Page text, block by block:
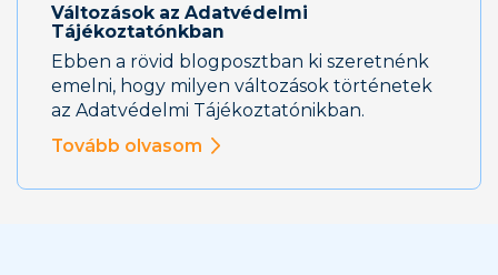
Változások az Adatvédelmi
Tájékoztatónkban
Ebben a rövid blogposztban ki szeretnénk
emelni, hogy milyen változások történetek
az Adatvédelmi Tájékoztatónikban.
Tovább olvasom